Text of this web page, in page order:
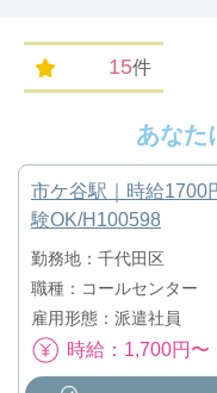
15件
あなた
市ケ谷駅｜時給1700
験OK/H100598
勤務地：千代田区
職種：コールセンター
雇用形態：派遣社員
時給：1,700円〜